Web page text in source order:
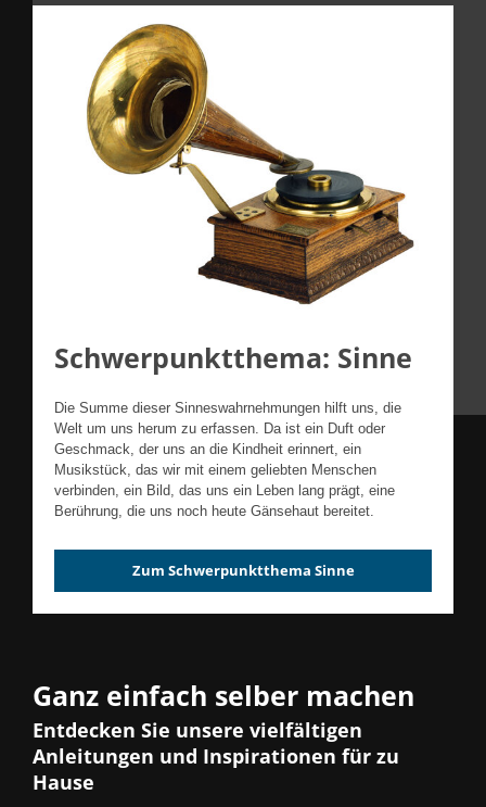
Schwerpunktthema: Sinne
Die Summe dieser Sinneswahrnehmungen hilft uns, die
Welt um uns herum zu erfassen. Da ist ein Duft oder
Geschmack, der uns an die Kindheit erinnert, ein
Musikstück, das wir mit einem geliebten Menschen
verbinden, ein Bild, das uns ein Leben lang prägt, eine
Berührung, die uns noch heute Gänsehaut bereitet.
Zum Schwerpunktthema Sinne
Ganz einfach selber machen
Entdecken Sie unsere vielfältigen
Anleitungen und Inspirationen für zu
Hause